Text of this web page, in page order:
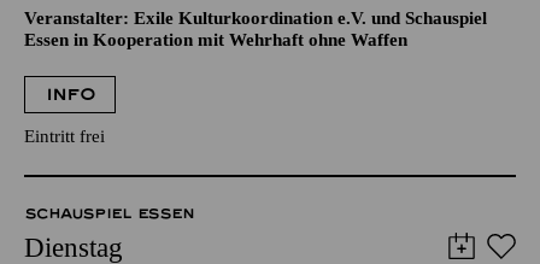
Veranstalter: Exile Kulturkoordination e.V. und Schauspiel
Essen in Kooperation mit Wehrhaft ohne Waffen
INFO
Eintritt frei
SCHAUSPIEL ESSEN
Dienstag